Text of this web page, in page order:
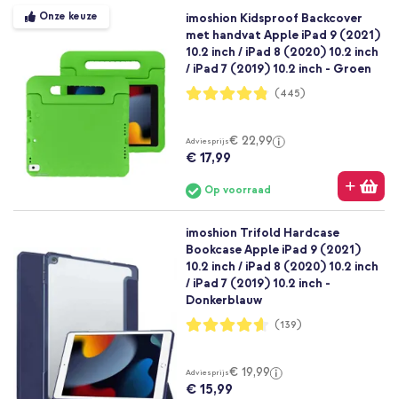
Onze keuze
imoshion Kidsproof Backcover
met handvat Apple iPad 9 (2021)
10.2 inch / iPad 8 (2020) 10.2 inch
/ iPad 7 (2019) 10.2 inch - Groen
Waardering:
96%
(445)
Adviesprijs€ 22,99
€ 17,99
Op voorraad
imoshion Trifold Hardcase
Bookcase Apple iPad 9 (2021)
10.2 inch / iPad 8 (2020) 10.2 inch
/ iPad 7 (2019) 10.2 inch -
Donkerblauw
Waardering:
92%
(139)
Adviesprijs€ 19,99
€ 15,99